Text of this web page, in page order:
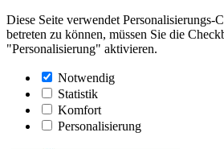
Diese Seite verwendet Personalisierungs-
betreten zu können, müssen Sie die
"Personalisierung" aktivieren.
Notwendig
Statistik
Komfort
Personalisierung